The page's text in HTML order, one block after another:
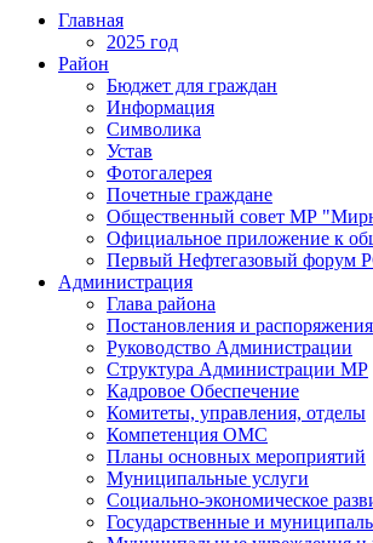
Главная
2025 год
Район
Бюджет для граждан
Информация
Символика
Устав
Фотогалерея
Почетные граждане
Общественный совет МР
Официальное приложение к
Первый Нефтегазовый форум
Администрация
Глава района
Постановления и
Руководство Администрации
Структура Администрации МР
Кадровое Обеспечение
Комитеты, управления, отделы
Компетенция ОМС
Планы основных мероприятий
Муниципальные услуги
Социально-экономическое
Государственные и